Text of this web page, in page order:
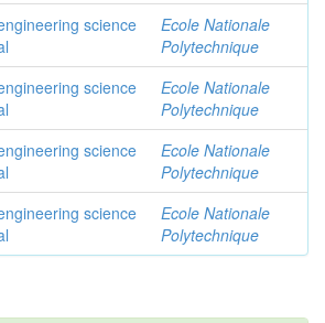
science
Ecole Nationale
Polytechnique
science
Ecole Nationale
Polytechnique
science
Ecole Nationale
Polytechnique
science
Ecole Nationale
Polytechnique